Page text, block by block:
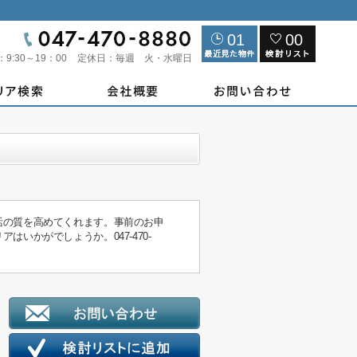
9:30～19：00 定休日： 毎週 火・水曜日
01 00
質を高めてくれます。事前のお申
はいかがでしょうか。047-470-